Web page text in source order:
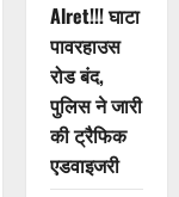
Alret!!! घाटा
पावरहाउस
रोड बंद,
पुलिस ने जारी
की ट्रैफिक
एडवाइजरी